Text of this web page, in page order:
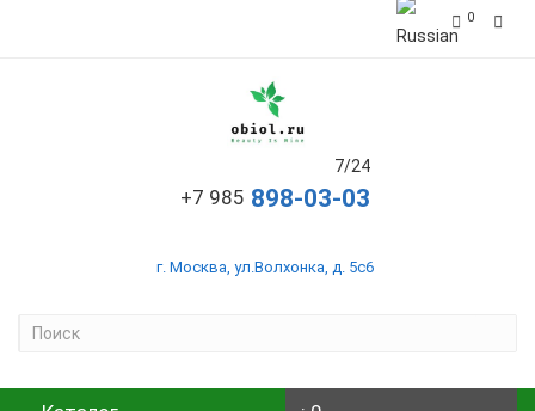
0
7/24
+7 985
г. Москва, ул.Волхонка, д. 5с6